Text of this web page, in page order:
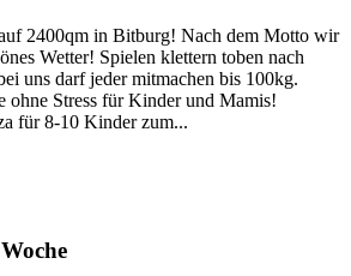
2400qm in Bitburg! Nach dem Motto wir
Wetter! Spielen klettern toben nach
uns darf jeder mitmachen bis 100kg.
ohne Stress für Kinder und Mamis!
für 8-10 Kinder zum...